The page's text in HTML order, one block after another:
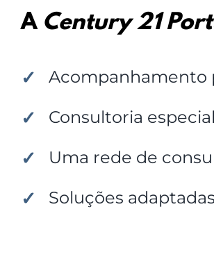
ACentury 21
Acompanhamento
Consultoria
Uma rede de
Soluções